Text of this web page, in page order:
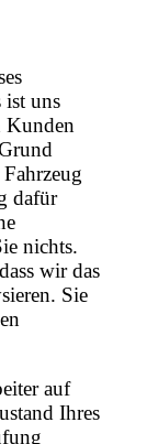
ist uns
Kunden
dafür
nichts.
wir das
Sie
auf
Ihres